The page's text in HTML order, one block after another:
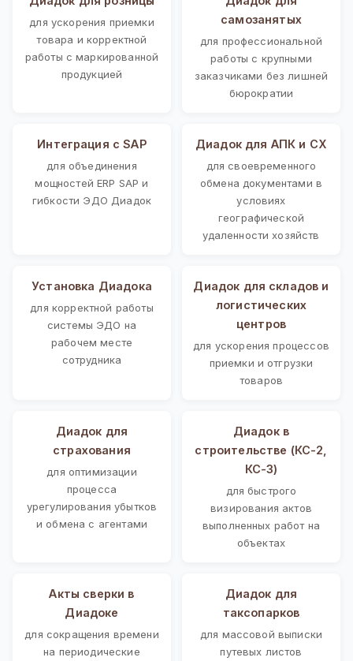
для ускорения приемки
товара и корректной
работы с маркированной
продукцией
самозанятых
для профессиональной
работы с крупными
заказчиками без лишней
бюрократии
Интеграция с SAP
для объединения
мощностей ERP SAP и
гибкости ЭДО Диадок
Диадок для АПК и СХ
для своевременного
обмена документами в
условиях
географической
удаленности хозяйств
Установка Диадока
для корректной работы
системы ЭДО на
рабочем месте
сотрудника
Диадок для складов и
логистических
центров
для ускорения процессов
приемки и отгрузки
товаров
Диадок для
страхования
для оптимизации
процесса
урегулирования убытков
и обмена с агентами
Диадок в
строительстве (КС-2,
КС-3)
для быстрого
визирования актов
выполненных работ на
объектах
Акты сверки в
Диадоке
для сокращения времени
на периодические
Диадок для
таксопарков
для массовой выписки
путевых листов